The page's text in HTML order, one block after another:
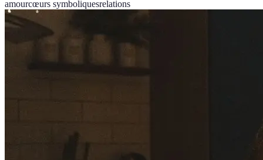
amourcœurs symboliquesrelations